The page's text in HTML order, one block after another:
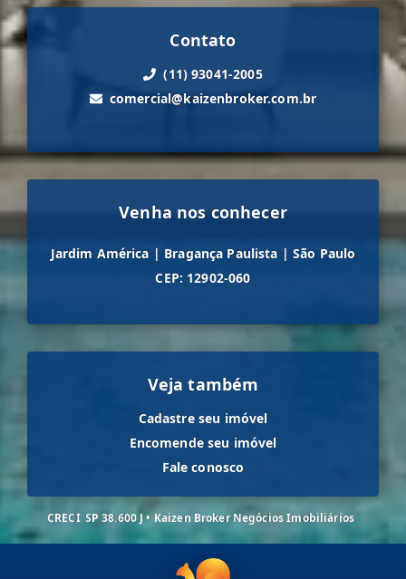
Contato
(11) 93041-2005
comercial@kaizenbroker.com.br
Venha nos conhecer
Jardim América | Bragança Paulista | São Paulo
CEP: 12902-060
Veja também
Cadastre seu imóvel
Encomende seu imóvel
Fale conosco
CRECI SP 38.600 J • Kaizen Broker Negócios Imobiliários